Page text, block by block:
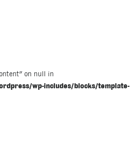
on null in
wp-includes/blocks/template-